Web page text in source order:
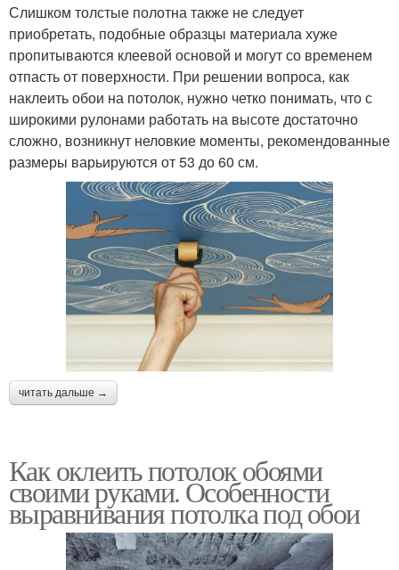
Слишком толстые полотна также не следует
приобретать, подобные образцы материала хуже
пропитываются клеевой основой и могут со временем
отпасть от поверхности. При решении вопроса, как
наклеить обои на потолок, нужно четко понимать, что с
широкими рулонами работать на высоте достаточно
сложно, возникнут неловкие моменты, рекомендованные
размеры варьируются от 53 до 60 см.
читать дальше →
Как оклеить потолок обоями
своими руками. Особенности
выравнивания потолка под обои